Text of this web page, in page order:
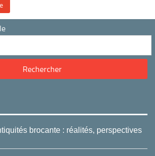
brocante : réalités, perspectives